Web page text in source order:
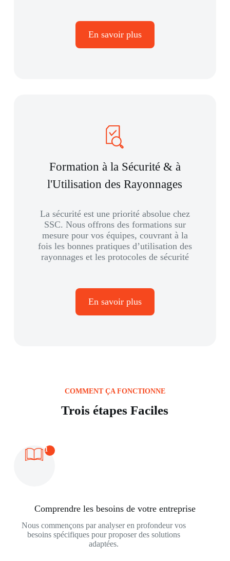
En savoir plus
Formation à la Sécurité & à
l'Utilisation des Rayonnages
La sécurité est une priorité absolue chez
SSC. Nous offrons des formations sur
mesure pour vos équipes, couvrant à la
fois les bonnes pratiques d’utilisation des
rayonnages et les protocoles de sécurité
En savoir plus
COMMENT ÇA FONCTIONNE
Trois étapes Faciles
1
Comprendre les besoins de votre entreprise
Nous commençons par analyser en profondeur vos
besoins spécifiques pour proposer des solutions
adaptées.